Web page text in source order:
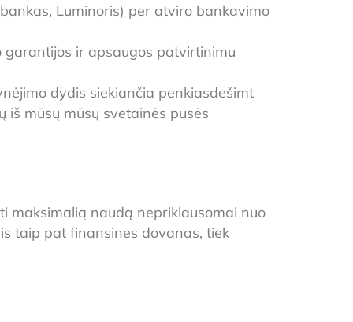
Luminoris) per atviro bankavimo
garantijos ir apsaugos patvirtinimu
dydis siekiančia penkiasdešimt
iš mūsų mūsų svetainės pusės
maksimalią naudą nepriklausomai nuo
taip pat finansines dovanas, tiek